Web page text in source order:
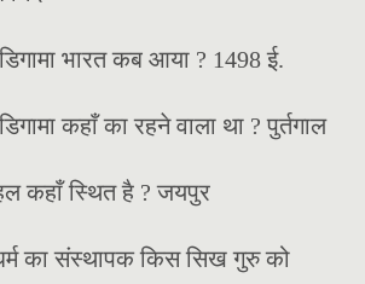
भारत कब आया ? 1498 ई.
कहाँ का रहने वाला था ? पुर्तगाल
कहाँ स्थित है ? जयपुर
का संस्थापक किस सिख गुरु को